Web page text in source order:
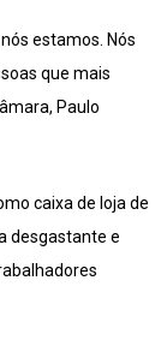
estamos. Nós
que mais
Paulo
caixa de loja de
desgastante e